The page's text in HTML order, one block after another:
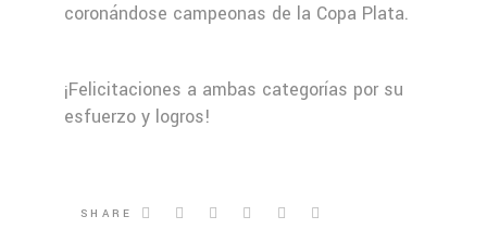
coronándose campeonas de la Copa Plata.
¡Felicitaciones a ambas categorías por su
esfuerzo y logros!
SHARE